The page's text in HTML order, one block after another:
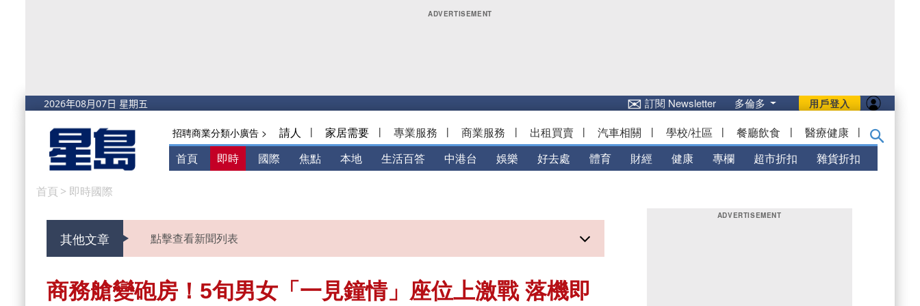
用戶登入
✉訂閱 Newsletter 多倫多
招聘商業分類小廣告 > 請人 | 家居需要 | 專業服務 | 商業服務 | 出租買賣 | 汽車相關 | 學校/社區 | 餐廳飲食 | 醫療健康 |
首頁 即時 國際 焦點 本地 生活百答 中港台 娛樂 好去處 體育 財經 健康 專欄 超市折扣 雜貨折扣
首頁 > 即時國際
其他文章 點擊查看新聞列表
商務艙變砲房！5旬男女「一見鐘情」座位上激戰 落機即